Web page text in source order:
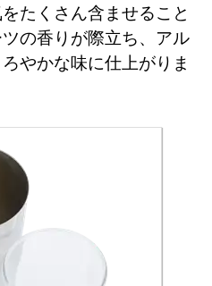
たくさん含ませること
の香りが際立ち、アル
やかな味に仕上がりま